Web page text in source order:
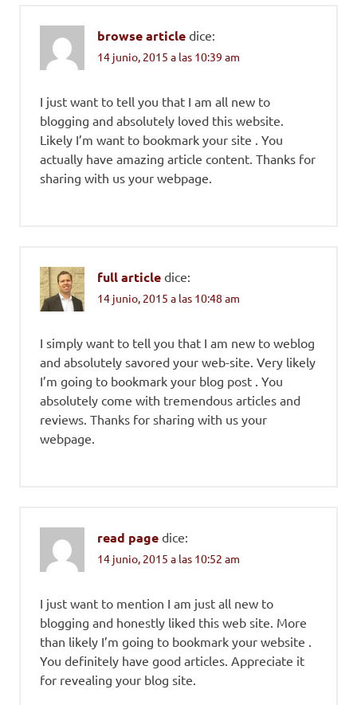
browse article dice:
14 junio, 2015 a las 10:39 am
I just want to tell you that I am all new to
blogging and absolutely loved this website.
Likely I’m want to bookmark your site . You
actually have amazing article content. Thanks for
sharing with us your webpage.
full article dice:
14 junio, 2015 a las 10:48 am
I simply want to tell you that I am new to weblog
and absolutely savored your web-site. Very likely
I’m going to bookmark your blog post . You
absolutely come with tremendous articles and
reviews. Thanks for sharing with us your
webpage.
read page dice:
14 junio, 2015 a las 10:52 am
I just want to mention I am just all new to
blogging and honestly liked this web site. More
than likely I’m going to bookmark your website .
You definitely have good articles. Appreciate it
for revealing your blog site.